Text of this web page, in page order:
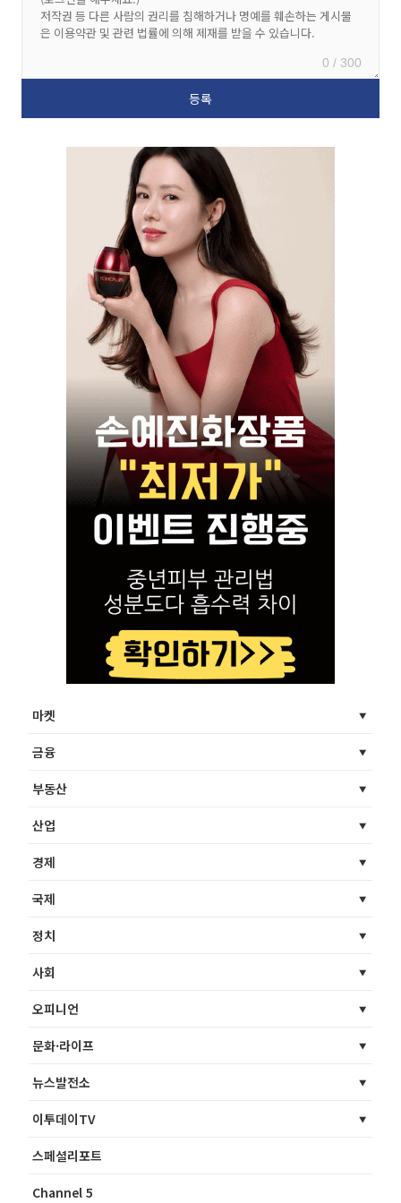
0 / 300
마켓
금융
부동산
산업
경제
국제
정치
사회
오피니언
문화·라이프
뉴스발전소
이투데이TV
스페셜리포트
Channel 5